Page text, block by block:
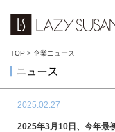
TOP > 企業ニュース
2025.02.27
2025年3月10日、今年最